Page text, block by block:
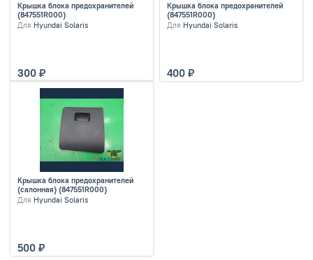
Крышка блока предохранителей
(847551R000)
Для Hyundai Solaris
300
Крышка блока предохранителей
(847551R000)
Для Hyundai Solaris
400
Крышка блока предохранителей
(салонная) (847551R000)
Для Hyundai Solaris
500